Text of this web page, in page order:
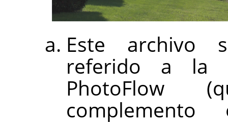
Este archivo
referido a la
PhotoFlow